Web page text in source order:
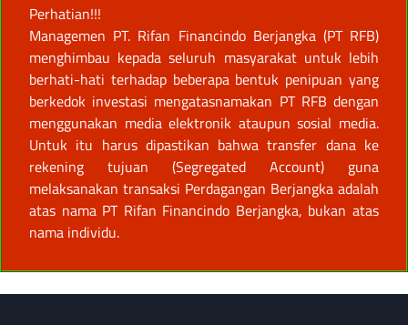
Perhatian!!!
Managemen PT. Rifan Financindo Berjangka (PT RFB)
menghimbau kepada seluruh masyarakat untuk lebih
berhati-hati terhadap beberapa bentuk penipuan yang
berkedok investasi mengatasnamakan PT RFB dengan
menggunakan media elektronik ataupun sosial media.
Untuk itu harus dipastikan bahwa transfer dana ke
rekening tujuan (Segregated Account) guna
melaksanakan transaksi Perdagangan Berjangka adalah
atas nama PT Rifan Financindo Berjangka, bukan atas
nama individu.